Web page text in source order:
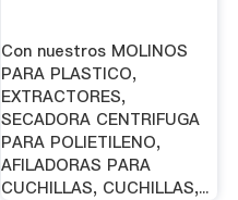
Con nuestros MOLINOS
PARA PLASTICO,
EXTRACTORES,
SECADORA CENTRIFUGA
PARA POLIETILENO,
AFILADORAS PARA
CUCHILLAS, CUCHILLAS,...